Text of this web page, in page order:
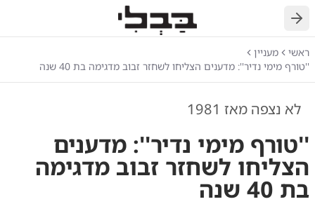
חזרה
ראשי
מעניין
''טורף מימי נדיר'': מדענים הצליחו לשחזר זבוב מדגימה בת 40 שנה
לא נצפה מאז 1981
''טורף מימי נדיר'': מדענים
הצליחו לשחזר זבוב מדגימה
בת 40 שנה